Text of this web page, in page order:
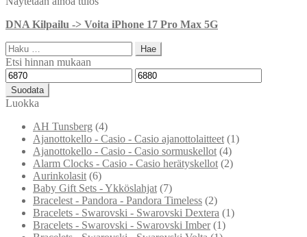
DNA Kilpailu -> Voita iPhone 17 Pro Max 5G
Haku:
Etsi hinnan mukaan
Minimihinta
Maksimihinta
Suodata
Luokka
AH Tunsberg (4)
Ajanottokello - Casio - Casio ajanottolaitteet (1)
Ajanottokello - Casio - Casio sormuskellot (4)
Alarm Clocks - Casio - Casio herätyskellot (2)
Aurinkolasit (6)
Baby Gift Sets - Ykköslahjat (7)
Bracelest - Pandora - Pandora Timeless (2)
Bracelets - Swarovski - Swarovski Dextera (1)
Bracelets - Swarovski - Swarovski Imber (1)